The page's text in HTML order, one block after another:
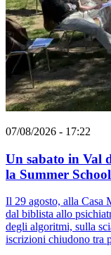
07/08/2026 - 17:22
Un sabato in Val
la Summer
Il 29 agosto, alla Casa
dal biblista allo
degli algoritmi, sulla
iscrizioni chiudono tra